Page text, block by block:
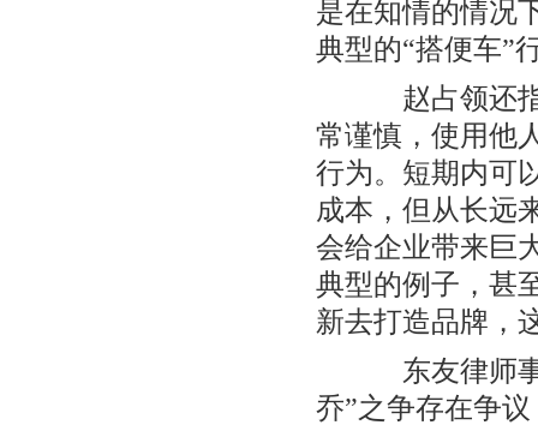
是在知情的情况
典型的“搭便车”
赵占领还指
常谨慎，使用他
行为。短期内可
成本，但从长远
会给企业带来巨
典型的例子，甚
新去打造品牌，
东友律师事
乔”之争存在争